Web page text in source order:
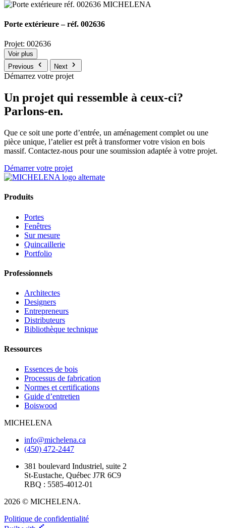
Porte extérieure – réf. 002636
Projet: 002636
Voir plus
Previous
Next
Démarrez votre projet
Un projet qui ressemble à ceux-ci?
Parlons-en.
Que ce soit une porte d’entrée, un aménagement complet ou une
pièce unique, l’atelier est prêt à transformer votre vision en bois
massif. Contactez-nous pour une soumission adaptée à votre projet.
Démarrer votre projet
Produits
Portes
Fenêtres
Sur mesure
Quincaillerie
Portfolio
Professionnels
Architectes
Designers
Entrepreneurs
Distributeurs
Bibliothèque technique
Ressources
Essences de bois
Processus de fabrication
Normes et certifications
Guide d’entretien
Boiswood
MICHELENA
info@michelena.ca
(450) 472-2447
381 boulevard Industriel, suite 2
St-Eustache, Québec J7R 6C9
RBQ : 5585-4012-01
2026 © MICHELENA.
Politique de confidentialité